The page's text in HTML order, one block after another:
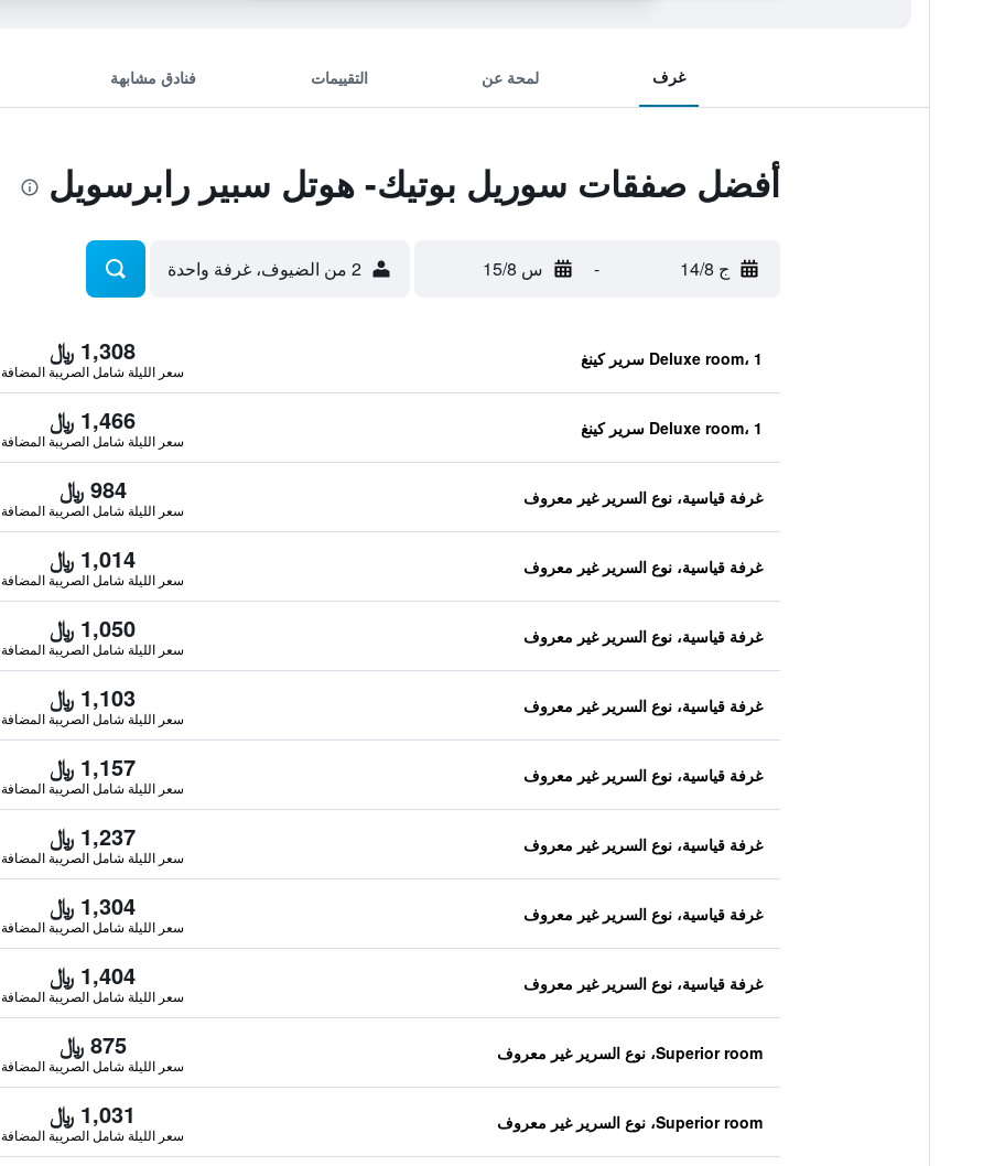
غرف لمحة عن التقييمات فنادق مشابهة
أفضل صفقات سوريل بوتيك- هوتل سبير رابرسويل
ج 14/8 - س 15/8 2 من الضيوف، غرفة واحدة
Deluxe room، 1 سرير كينغ 1,308 ﷼
سعر الليلة شامل الصريبة المضافة
Deluxe room، 1 سرير كينغ 1,466 ﷼
سعر الليلة شامل الصريبة المضافة
غرفة قياسية، نوع السرير غير معروف 984 ﷼
سعر الليلة شامل الصريبة المضافة
غرفة قياسية، نوع السرير غير معروف 1,014 ﷼
سعر الليلة شامل الصريبة المضافة
غرفة قياسية، نوع السرير غير معروف 1,050 ﷼
سعر الليلة شامل الصريبة المضافة
غرفة قياسية، نوع السرير غير معروف 1,103 ﷼
سعر الليلة شامل الصريبة المضافة
غرفة قياسية، نوع السرير غير معروف 1,157 ﷼
سعر الليلة شامل الصريبة المضافة
غرفة قياسية، نوع السرير غير معروف 1,237 ﷼
سعر الليلة شامل الصريبة المضافة
غرفة قياسية، نوع السرير غير معروف 1,304 ﷼
سعر الليلة شامل الصريبة المضافة
غرفة قياسية، نوع السرير غير معروف 1,404 ﷼
سعر الليلة شامل الصريبة المضافة
Superior room، نوع السرير غير معروف 875 ﷼
سعر الليلة شامل الصريبة المضافة
Superior room، نوع السرير غير معروف 1,031 ﷼
سعر الليلة شامل الصريبة المضافة